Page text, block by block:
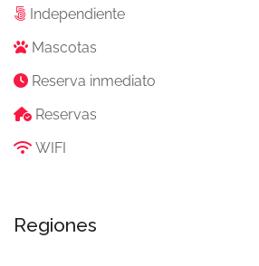
Independiente
Mascotas
Reserva inmediato
Reservas
WIFI
Regiones